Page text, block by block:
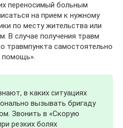
переносимый больным
на прием к нужному
по месту жительства или
В случае получения травм
травмпункта самостоятельно
помощь».
в каких ситуациях
вызывать бригаду
Звонить в «Скорую
резких болях